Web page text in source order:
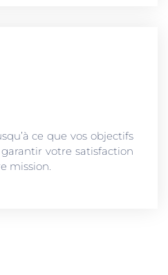
ce que vos objectifs
votre satisfaction
mission.